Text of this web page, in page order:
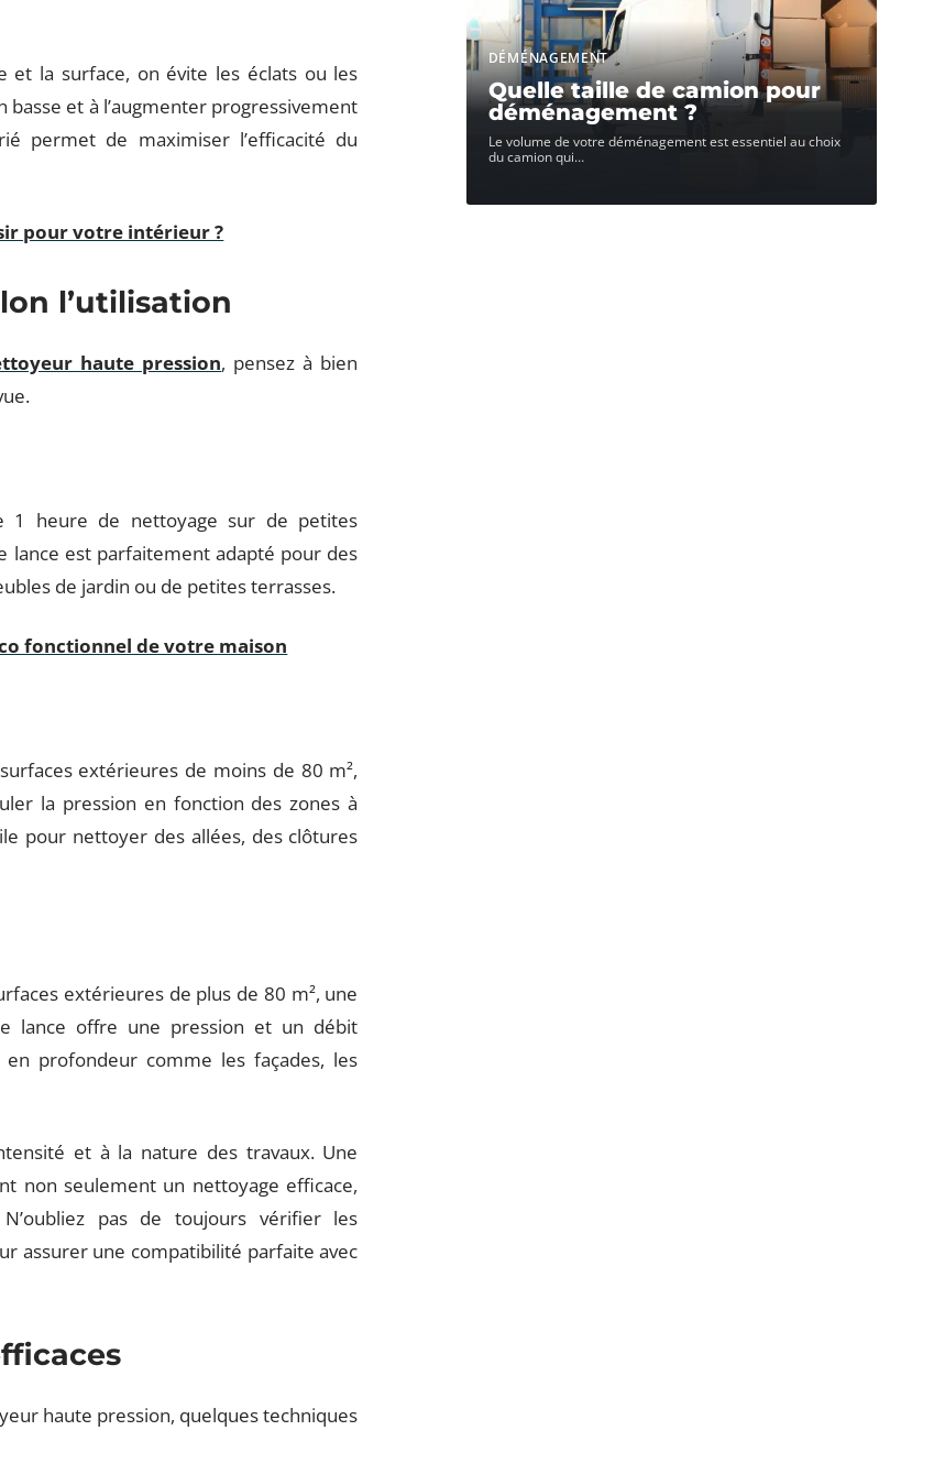
et la surface, on évite les éclats ou les
et à l’augmenter progressivement
permet de maximiser l’efficacité du
pour votre intérieur ?
l’utilisation
haute pression, pensez à bien
1 heure de nettoyage sur de petites
lance est parfaitement adapté pour des
de jardin ou de petites terrasses.
fonctionnel de votre maison
extérieures de moins de 80 m²,
la pression en fonction des zones à
pour nettoyer des allées, des clôtures
extérieures de plus de 80 m², une
lance offre une pression et un débit
profondeur comme les façades, les
et à la nature des travaux. Une
non seulement un nettoyage efficace,
pas de toujours vérifier les
assurer une compatibilité parfaite avec
haute pression, quelques techniques
DÉMÉNAGEMENT
Quelle taille de camion pour
déménagement ?
Le volume de votre déménagement est essentiel au choix
du camion qui…